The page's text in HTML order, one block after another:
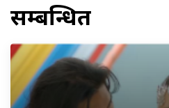
सम्बन्धित